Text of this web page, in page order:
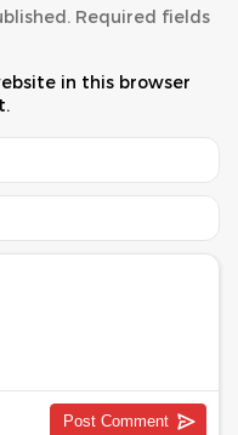
Required fields
in this browser